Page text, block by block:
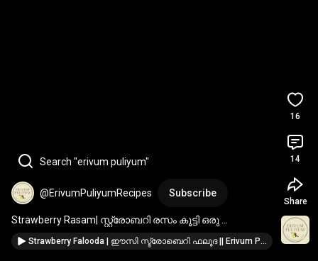
Search "erivum puliyum"
@ErivumPuliyumRecipes Subscribe
Strawberry Rasam| സ്റ്റ്രോബറി രസം കൂട്ടി ഒരു
വെജിറ്റേറിയൻ ഊണ് ആയാല്ലോ ? #lunchshorts
#keralalunch
Strawberry Falooda | ഈസി സ്ട്രോബെറി ഫലൂദ || Erivum Puliyum Recipes
16
14
Share